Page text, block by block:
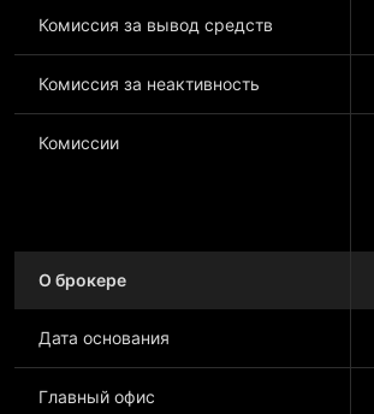
Комиссия за вывод средств
Комиссия за неактивность
Комиссии
О брокере
Дата основания
Главный офис